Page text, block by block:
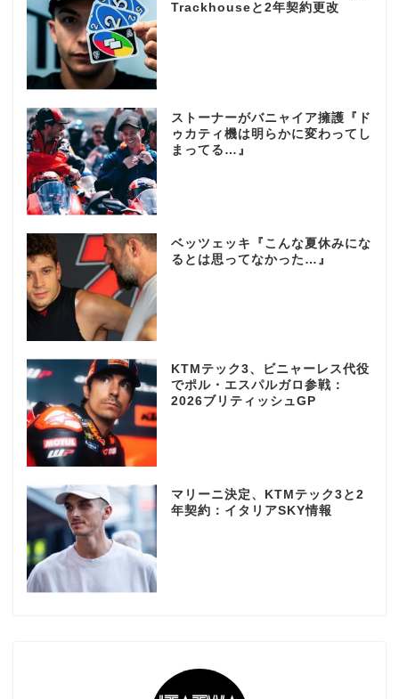
Trackhouseと2年契約更改
ストーナーがバニャイア擁護『ド
ゥカティ機は明らかに変わってし
まってる…』
ベッツェッキ『こんな夏休みにな
るとは思ってなかった…』
KTMテック3、ビニャーレス代役
でポル・エスパルガロ参戦：
2026ブリティッシュGP
マリーニ決定、KTMテック3と2
年契約：イタリアSKY情報